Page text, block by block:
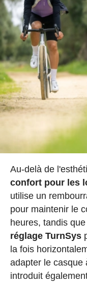
Au-delà de
confort pour les
utilise un
pour maintenir le
heures, tandis que
réglage TurnSys
la fois
adapter le casque
introduit